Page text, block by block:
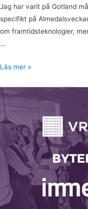
Jag har varit på Gotland
specifikt på
om framtidsteknologier,
…
Läs mer »
VRSverige
byter
namn
till
Immersivt.se
+
lanserar
kurser
mer!